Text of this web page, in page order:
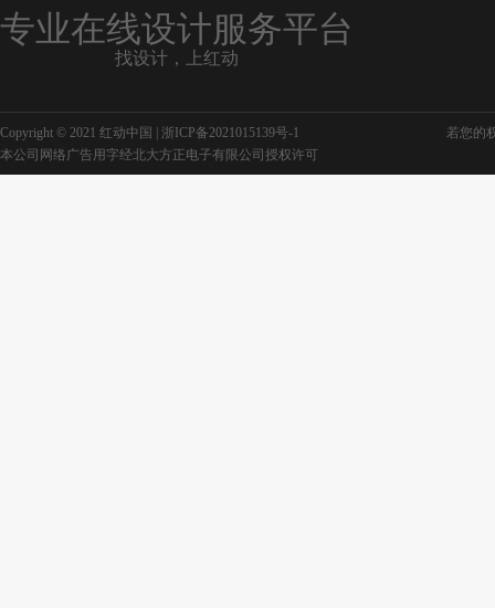
专业在线设计服务平台
找设计，上红动
Copyright © 2021 红动中国 | 浙ICP备2021015139号-1
若您的
本公司网络广告用字经北大方正电子有限公司授权许可